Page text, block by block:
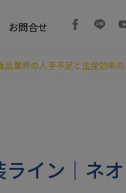
お問合せ
品業界の人手不足と生産効率
イン｜ネ